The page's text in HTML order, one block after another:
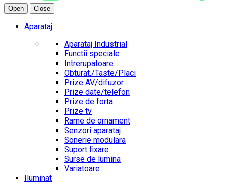
Open Close
Aparataj
Aparataj Industrial
Functii speciale
Intrerupatoare
Obturat./Taste/Placi
Prize AV/difuzor
Prize date/telefon
Prize de forta
Prize tv
Rame de ornament
Senzori aparataj
Sonerie modulara
Suport fixare
Surse de lumina
Variatoare
Iluminat